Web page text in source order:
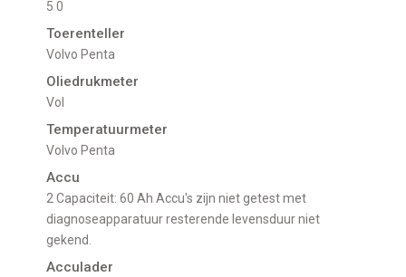
5 0
Toerenteller
Volvo Penta
Oliedrukmeter
Vol
Temperatuurmeter
Volvo Penta
Accu
2 Capaciteit: 60 Ah Accu's zijn niet getest met
diagnoseapparatuur resterende levensduur niet
gekend.
Acculader